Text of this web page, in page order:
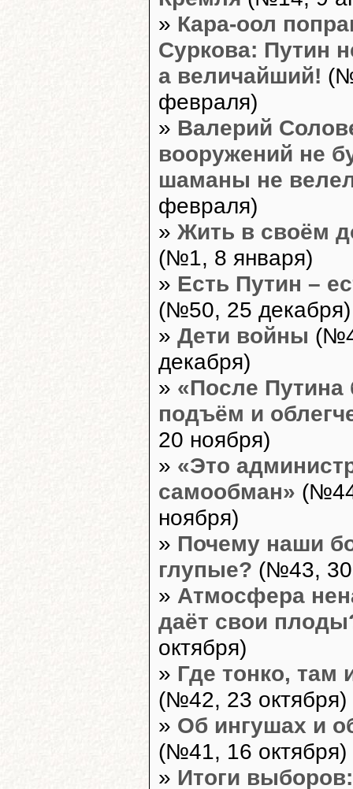
» Кара-оол
Суркова: Путин
а величайший!
февраля)
» Валерий
вооружений не
шаманы не
февраля)
» Жить в своём
(№1, 8 января)
» Есть Путин –
(№50, 25 декабря)
» Дети войны
декабря)
» «После Путина
подъём и
20 ноября)
» «Это
самообман»
ноября)
» Почему наши
глупые? (№43, 30
» Атмосфера
даёт свои
октября)
» Где тонко, там
(№42, 23 октября)
» Об ингушах и
(№41, 16 октября)
» Итоги